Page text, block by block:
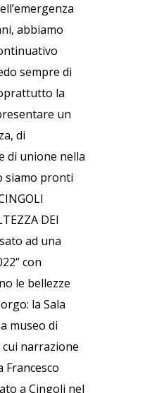
abbiamo
sempre di
la
un
di
di unione nella
siamo pronti
DEI
ad una
con
le bellezze
la Sala
museo di
cui narrazione
a Cingoli nel